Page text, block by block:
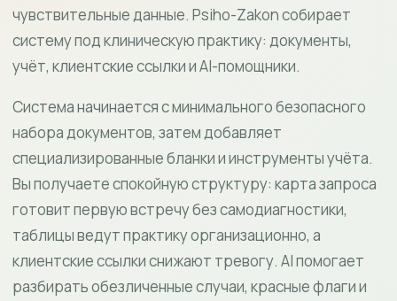
чувствительные данные. Psiho-Zakon собирает
систему под клиническую практику: документы,
учёт, клиентские ссылки и AI-помощники.
Система начинается с минимального безопасного
набора документов, затем добавляет
специализированные бланки и инструменты учёта.
Вы получаете спокойную структуру: карта запроса
готовит первую встречу без самодиагностики,
таблицы ведут практику организационно, а
клиентские ссылки снижают тревогу. AI помогает
разбирать обезличенные случаи, красные флаги и